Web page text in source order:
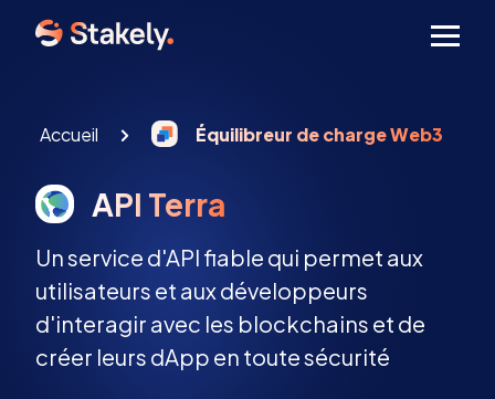
Accueil Équilibreur de charge Web3
API Terra
Un service d'API fiable qui permet aux
utilisateurs et aux développeurs
d'interagir avec les blockchains et de
créer leurs dApp en toute sécurité